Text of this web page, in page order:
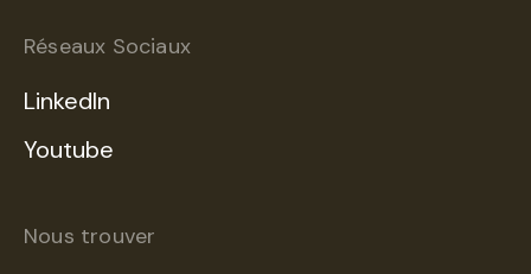
Réseaux Sociaux
LinkedIn
Youtube
Nous trouver